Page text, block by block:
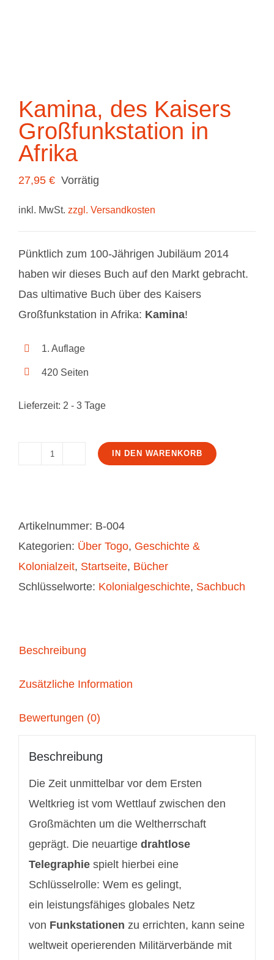
Kamina, des Kaisers
Großfunkstation in
Afrika
27,95 € Vorrätig
inkl. MwSt. zzgl. Versandkosten
Pünktlich zum 100-Jährigen Jubiläum 2014
haben wir dieses Buch auf den Markt gebracht.
Das ultimative Buch über des Kaisers
Großfunkstation in Afrika: Kamina!
1. Auflage
420 Seiten
Lieferzeit: 2 - 3 Tage
Großfunkstation
in
Afrika
Menge
IN DEN WARENKORB
Artikelnummer: B-004
Kategorien: Über Togo, Geschichte &
Kolonialzeit, Startseite, Bücher
Schlüsselworte: Kolonialgeschichte, Sachbuch
Beschreibung
Zusätzliche Information
Bewertungen (0)
Beschreibung
Die Zeit unmittelbar vor dem Ersten
Weltkrieg ist vom Wettlauf zwischen den
Großmächten um die Weltherrschaft
geprägt. Die neuartige drahtlose
Telegraphiespielt hierbei eine
Schlüsselrolle: Wem es gelingt,
ein leistungsfähiges globales Netz
von Funkstationen zu errichten, kann seine
weltweit operierenden Militärverbände mit